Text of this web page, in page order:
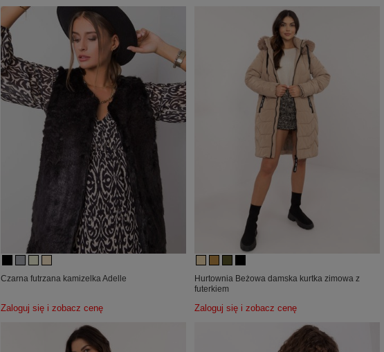
Czarna futrzana kamizelka Adelle
Zaloguj się i zobacz cenę
Hurtownia Beżowa damska kurtka zimowa z
futerkiem
Zaloguj się i zobacz cenę